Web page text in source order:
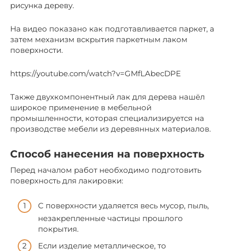
рисунка дереву.
На видео показано как подготавливается паркет, а
затем механизм вскрытия паркетным лаком
поверхности.
https://youtube.com/watch?v=GMfLAbecDPE
Также двухкомпонентный лак для дерева нашёл
широкое применение в мебельной
промышленности, которая специализируется на
производстве мебели из деревянных материалов.
Способ нанесения на поверхность
Перед началом работ необходимо подготовить
поверхность для лакировки:
С поверхности удаляется весь мусор, пыль,
незакрепленные частицы прошлого
покрытия.
Если изделие металлическое, то